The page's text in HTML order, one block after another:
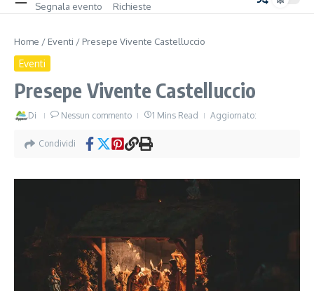
Segnala evento
Richieste
Home / Eventi / Presepe Vivente Castelluccio
Eventi
Presepe Vivente Castelluccio
Di Nessun commento 1 Mins Read Aggiornato:
Condividi